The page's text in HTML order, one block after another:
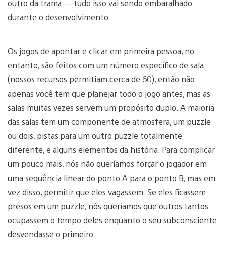
outro da trama — tudo isso vai sendo embaralhado
durante o desenvolvimento.
Os jogos de apontar e clicar em primeira pessoa, no
entanto, são feitos com um número específico de sala
(nossos recursos permitiam cerca de 60), então não
apenas você tem que planejar todo o jogo antes, mas as
salas muitas vezes servem um propósito duplo. A maioria
das salas tem um componente de atmosfera, um puzzle
ou dois, pistas para um outro puzzle totalmente
diferente, e alguns elementos da história. Para complicar
um pouco mais, nós não queríamos forçar o jogador em
uma sequência linear do ponto A para o ponto B, mas em
vez disso, permitir que eles vagassem. Se eles ficassem
presos em um puzzle, nós queríamos que outros tantos
ocupassem o tempo deles enquanto o seu subconsciente
desvendasse o primeiro.